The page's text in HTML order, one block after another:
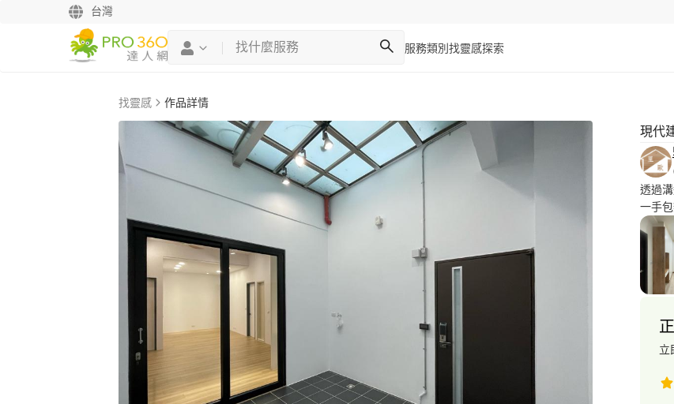
台灣
服務類別 找靈感探索
找靈感 作品詳情
現代
透過
一手
況。 不論是新屋裝潢，還是局部修繕、老屋翻修、店面裝潢，
客製化家
質。 有需求請直接來電聯絡， 不怕您比較，就怕你沒給自己選
擇我
立